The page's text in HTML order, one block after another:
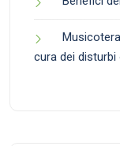
cura dei disturbi